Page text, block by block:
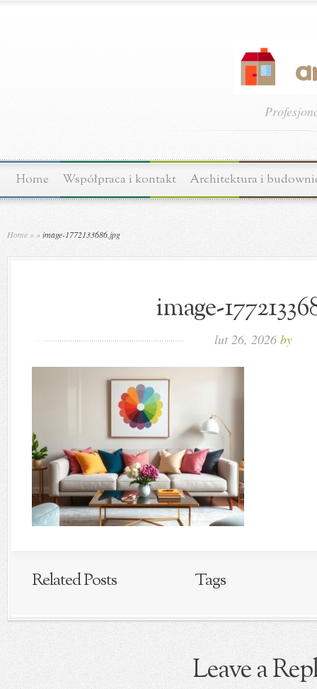
Home Współpraca i kontakt Architektura i
Home » »image-1772133686.jpg
image-
lut 26, 2026 by
Related Posts Tags
Leave a